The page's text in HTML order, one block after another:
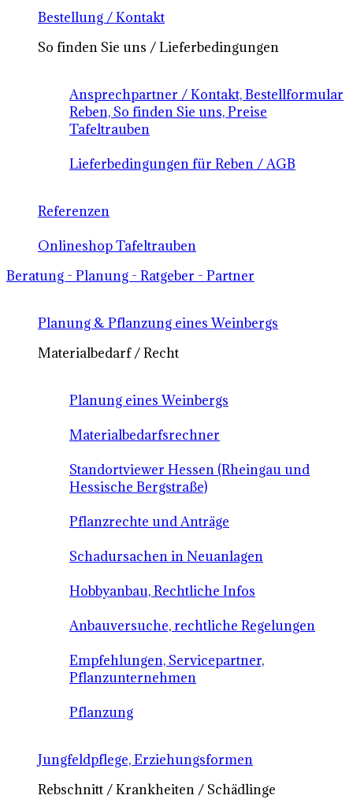
Bestellung / Kontakt
So finden Sie uns / Lieferbedingungen
Ansprechpartner / Kontakt, Bestellformular
Reben, So finden Sie uns, Preise
Tafeltrauben
Lieferbedingungen für Reben / AGB
Referenzen
Onlineshop Tafeltrauben
Beratung - Planung - Ratgeber - Partner
Planung & Pflanzung eines Weinbergs
Materialbedarf / Recht
Planung eines Weinbergs
Materialbedarfsrechner
Standortviewer Hessen (Rheingau und
Hessische Bergstraße)
Pflanzrechte und Anträge
Schadursachen in Neuanlagen
Hobbyanbau, Rechtliche Infos
Anbauversuche, rechtliche Regelungen
Empfehlungen, Servicepartner,
Pflanzunternehmen
Pflanzung
Jungfeldpflege, Erziehungsformen
Rebschnitt / Krankheiten / Schädlinge